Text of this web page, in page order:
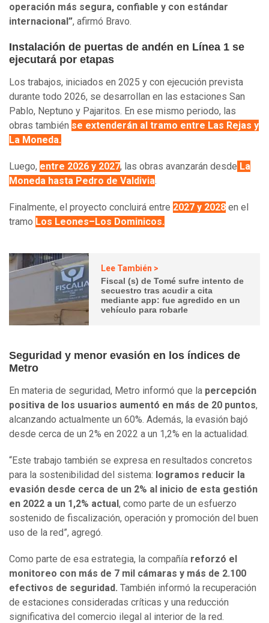
operación más segura, confiable y con estándar
internacional”, afirmó Bravo.
Instalación de puertas de andén en Línea 1 se
ejecutará por etapas
Los trabajos, iniciados en 2025 y con ejecución prevista
durante todo 2026, se desarrollan en las estaciones San
Pablo, Neptuno y Pajaritos. En ese mismo periodo, las
obras también se extenderán al tramo entre Las Rejas y
La Moneda.
Luego, entre 2026 y 2027, las obras avanzarán desde La
Moneda hasta Pedro de Valdivia.
Finalmente, el proyecto concluirá entre 2027 y 2028 en el
tramo Los Leones–Los Dominicos.
Lee También >
Fiscal (s) de Tomé sufre intento de
secuestro tras acudir a cita
mediante app: fue agredido en un
vehículo para robarle
Seguridad y menor evasión en los índices de
Metro
En materia de seguridad, Metro informó que la percepción
positiva de los usuarios aumentó en más de 20 puntos,
alcanzando actualmente un 60%. Además, la evasión bajó
desde cerca de un 2% en 2022 a un 1,2% en la actualidad.
“Este trabajo también se expresa en resultados concretos
para la sostenibilidad del sistema: logramos reducir la
evasión desde cerca de un 2% al inicio de esta gestión
en 2022 a un 1,2% actual, como parte de un esfuerzo
sostenido de fiscalización, operación y promoción del buen
uso de la red”, agregó.
Como parte de esa estrategia, la compañía reforzó el
monitoreo con más de 7 mil cámaras y más de 2.100
efectivos de seguridad. También informó la recuperación
de estaciones consideradas críticas y una reducción
significativa del comercio ilegal al interior de la red.